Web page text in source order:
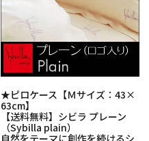
★ピロケース【Ｍサイズ：43×
63cm】
【送料無料】シビラ プレーン
（Sybilla plain）
自然をテーマに創作を続けるシ